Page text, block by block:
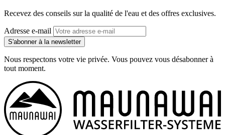
Recevez des conseils sur la qualité de l'eau et des offres exclusives.
Adresse e-mail
S'abonner à la newsletter
Nous respectons votre vie privée. Vous pouvez vous désabonner à
tout moment.